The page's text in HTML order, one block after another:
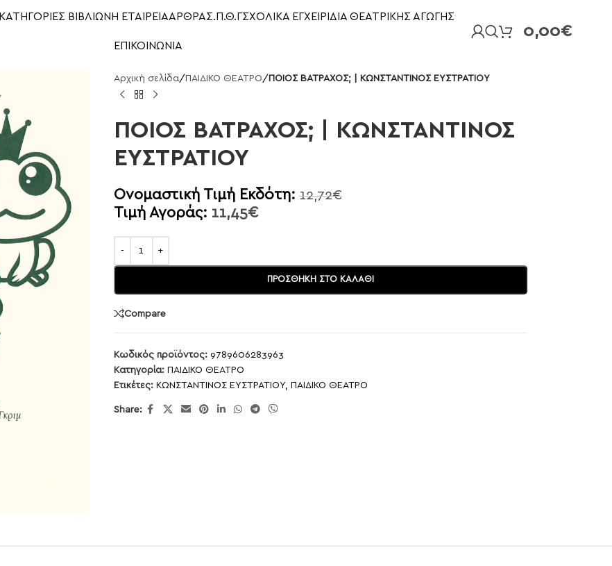
ΚΑΤΗΓΟΡΙΕΣ ΒΙΒΛΙΩΝ Η ΕΤΑΙΡΕΙΑΑΡΘΡΑΣ.Π.Θ.ΓΣΧΟΛΙΚΑ ΕΓΧΕΙΡΙΔΙΑ ΘΕΑΤΡΙΚΗΣ ΑΓΩΓΗΣ
ΕΠΙΚΟΙΝΩΝΙΑ
0,00€
Αρχική σελίδα/ ΠΑΙΔΙΚΟ ΘΕΑΤΡΟ/ ΠΟΙΟΣ ΒΑΤΡΑΧΟΣ; | ΚΩΝΣΤΑΝΤΙΝΟΣ ΕΥΣΤΡΑΤΙΟΥ
ΠΟΙΟΣ ΒΑΤΡΑΧΟΣ; | ΚΩΝΣΤΑΝΤΙΝΟΣ
ΕΥΣΤΡΑΤΙΟΥ
Ονομαστική Τιμή Εκδότη: 12,72€
Τιμή Αγοράς: 11,45€
ΠΡΟΣΘΉΚΗ ΣΤΟ ΚΑΛΆΘΙ
Compare
Κωδικός προϊόντος: 9789606283963
Κατηγορία: ΠΑΙΔΙΚΟ ΘΕΑΤΡΟ
Ετικέτες: ΚΩΝΣΤΑΝΤΙΝΟΣ ΕΥΣΤΡΑΤΙΟΥ, ΠΑΙΔΙΚΟ ΘΕΑΤΡΟ
Share: